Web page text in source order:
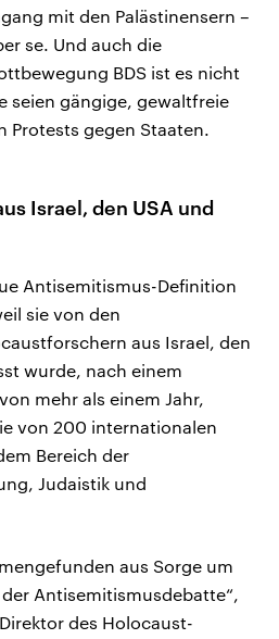
mit den Palästinensern –
se. Und auch die
BDS ist es nicht
seien gängige, gewaltfreie
Protests gegen Staaten.
Israel, den USA und
Antisemitismus-Definition
sie von den
aus Israel, den
wurde, nach einem
mehr als einem Jahr,
von 200 internationalen
Bereich der
Judaistik und
aus Sorge um
Antisemitismusdebatte“,
des Holocaust-